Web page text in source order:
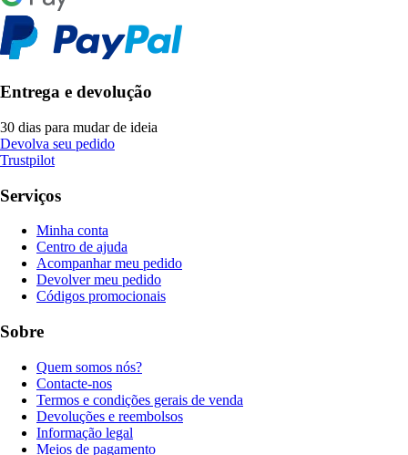
Entrega e devolução
30 dias para mudar de ideia
Devolva seu pedido
Trustpilot
Serviços
Minha conta
Centro de ajuda
Acompanhar meu pedido
Devolver meu pedido
Códigos promocionais
Sobre
Quem somos nós?
Contacte-nos
Termos e condições gerais de venda
Devoluções e reembolsos
Informação legal
Meios de pagamento